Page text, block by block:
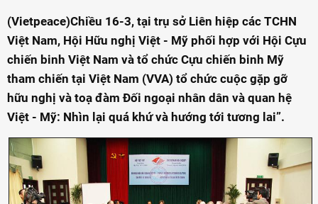
(Vietpeace)Chiều 16-3, tại trụ sở Liên hiệp các TCHN
Việt Nam, Hội Hữu nghị Việt - Mỹ phối hợp với Hội Cựu
chiến binh Việt Nam và tổ chức Cựu chiến binh Mỹ
tham chiến tại Việt Nam (VVA) tổ chức cuộc gặp gỡ
hữu nghị và toạ đàm Đối ngoại nhân dân và quan hệ
Việt - Mỹ: Nhìn lại quá khứ và hướng tới tương lai”.